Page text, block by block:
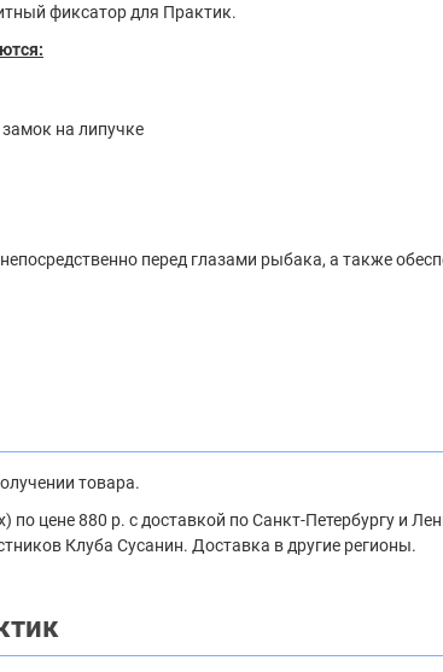
фиксатор для Практик.
на липучке
перед глазами рыбака, а также
товара.
цене 880 р. с доставкой по Санкт-Петербургу и
Клуба Сусанин. Доставка в другие регионы.